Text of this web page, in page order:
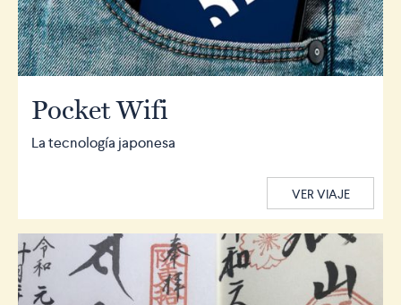
Pocket Wifi
La tecnología japonesa
VER VIAJE